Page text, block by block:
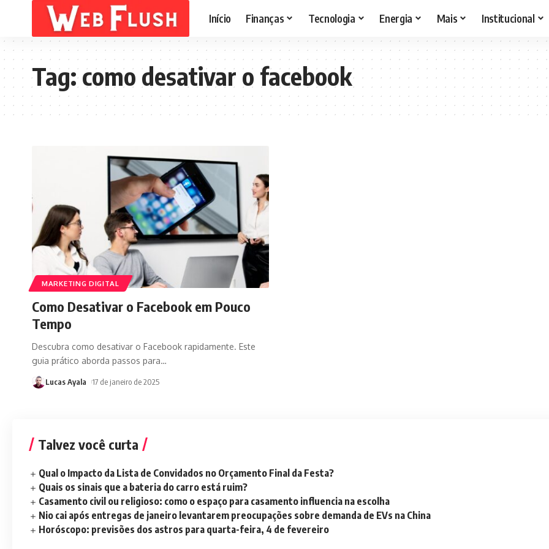
Início Finanças Tecnologia Energia Mais Institucional
Tag:como desativar o facebook
MARKETING DIGITAL
Como Desativar o Facebook em Pouco
Tempo
Descubra como desativar o Facebook rapidamente. Este
guia prático aborda passos para…
Lucas Ayala 17 de janeiro de 2025
Talvez você curta
Qual o Impacto da Lista de Convidados no Orçamento Final da Festa?
Quais os sinais que a bateria do carro está ruim?
Casamento civil ou religioso: como o espaço para casamento influencia na escolha
Nio cai após entregas de janeiro levantarem preocupações sobre demanda de EVs na China
Horóscopo: previsões dos astros para quarta-feira, 4 de fevereiro